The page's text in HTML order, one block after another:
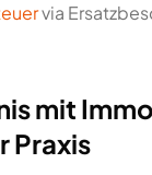
via
mit
Praxis